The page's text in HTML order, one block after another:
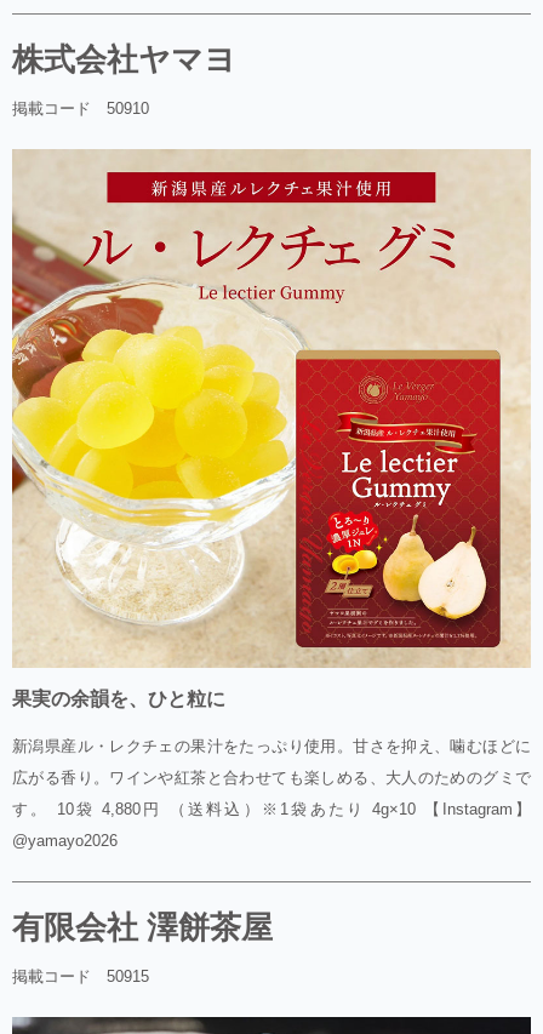
株式会社ヤマヨ
掲載コード 50910
果実の余韻を、ひと粒に
新潟県産ル・レクチェの果汁をたっぷり使用。甘さを抑え、噛むほどに
広がる香り。ワインや紅茶と合わせても楽しめる、大人のためのグミで
す。 10袋 4,880円 （送料込）※1袋あたり 4g×10 【Instagram】
@yamayo2026
有限会社 澤餅茶屋
掲載コード 50915